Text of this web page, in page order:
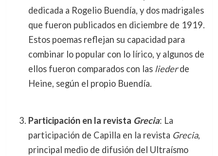
dedicada a Rogelio Buendía, y dos madrigales
que fueron publicados en diciembre de 1919.
Estos poemas reflejan su capacidad para
combinar lo popular con lo lírico, y algunos de
ellos fueron comparados con las liederde
Heine, según el propio Buendía.
Participación en la revista Grecia: La
participación de Capilla en la revista Grecia,
principal medio de difusión del Ultraísmo